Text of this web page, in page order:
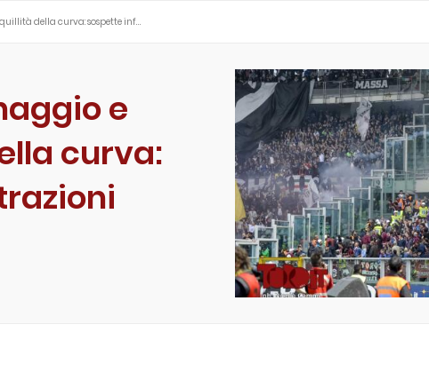
della curva: sospette inf…
e
curva: